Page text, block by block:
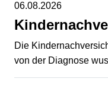
06.08.2026
Die
von der Diagnose